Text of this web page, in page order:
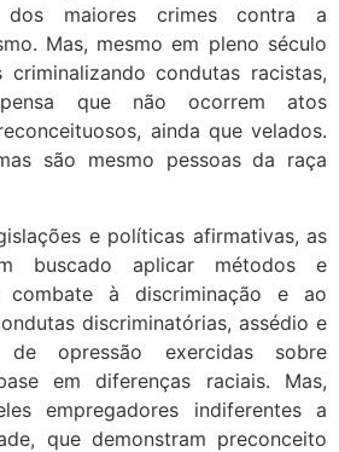
maiores crimes contra a
Mas, mesmo em pleno século
condutas racistas,
que não ocorrem atos
ainda que velados.
são mesmo pessoas da raça
e políticas afirmativas, as
buscado aplicar métodos e
à discriminação e ao
discriminatórias, assédio e
opressão exercidas sobre
em diferenças raciais. Mas,
empregadores indiferentes a
que demonstram preconceito